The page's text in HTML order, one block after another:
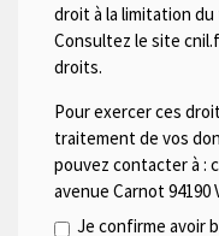
droit à la limitation
Consultez le site
droits.
Pour exercer ces
traitement de vos
pouvez contacter à :
avenue Carnot 94190
Je confirme avoir